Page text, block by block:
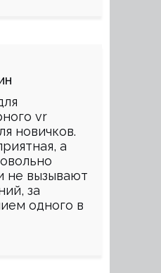
vr
новичков.
а
не вызывают
за
одного в